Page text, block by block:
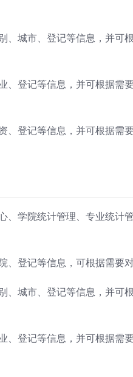
城市、登记等信息，并可
登记等信息，并可根据需
登记等信息，并可根据需
学院统计管理、专业统计
登记等信息，可根据需要
城市、登记等信息，并可
登记等信息，并可根据需